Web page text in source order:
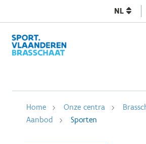
NL
Home Onze centra
Aanbod
Sporten